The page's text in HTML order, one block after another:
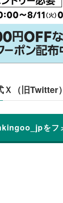
（旧Twitter）
をフ